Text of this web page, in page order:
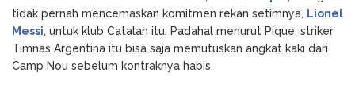
tidak pernah mencemaskan komitmen rekan setimnya, Lionel
Messi, untuk klub Catalan itu. Padahal menurut Pique, striker
Timnas Argentina itu bisa saja memutuskan angkat kaki dari
Camp Nou sebelum kontraknya habis.